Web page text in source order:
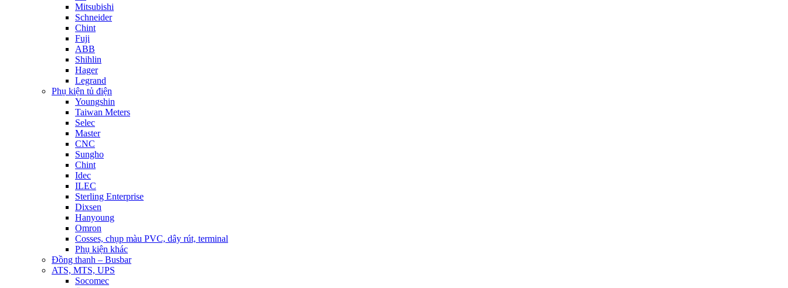
Mitsubishi
Schneider
Chint
Fuji
ABB
Shihlin
Hager
Legrand
Phụ kiện tủ điện
Youngshin
Taiwan Meters
Selec
Master
CNC
Sungho
Chint
Idec
ILEC
Sterling Enterprise
Dixsen
Hanyoung
Omron
Cosses, chụp màu PVC, dây rút, terminal
Phụ kiện khác
Đồng thanh – Busbar
ATS, MTS, UPS
Socomec